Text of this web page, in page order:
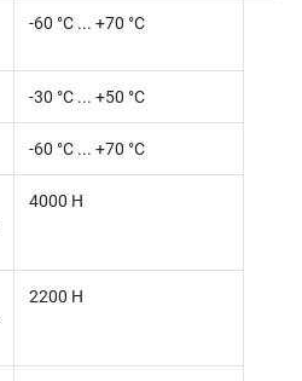
-60 °С ... +70 °С
-30 °С ... +50 °С
-60 °C ... +70 °C
4000 Н
2200 Н